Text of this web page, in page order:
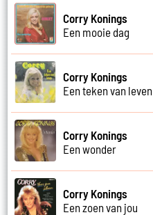
Corry Konings
Een mooie dag
Corry Konings
Een teken van leven
Corry Konings
Een wonder
Corry Konings
Een zoen van jou